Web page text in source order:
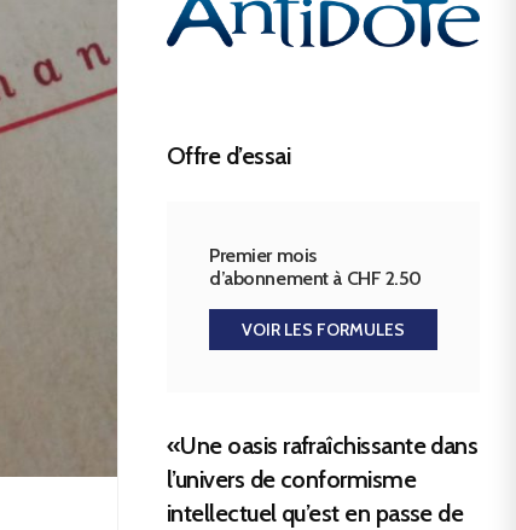
Offre d’essai
Premier mois
d’abonnement à CHF 2.50
VOIR LES FORMULES
«Une oasis rafraîchissante dans
l’univers de conformisme
intellectuel qu’est en passe de